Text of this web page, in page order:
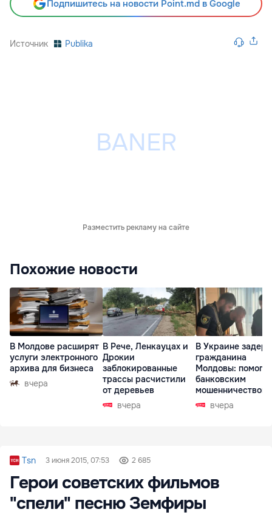
Подпишитесь на новости Point.md в Google
Источник Publika
Разместить рекламу на сайте
Похожие новости
В Молдове расширят
услуги электронного
архива для бизнеса
вчера
В Рече, Ленкауцах и
Дрокии
заблокированные
трассы расчистили
от деревьев
вчера
В Украине
гражданина
Молдовы:
банковским
мошенничеством
Чехиивчера
Tsn 3 июня 2015, 07:53 2 685
Герои советских фильмов
"спели" песню Земфиры